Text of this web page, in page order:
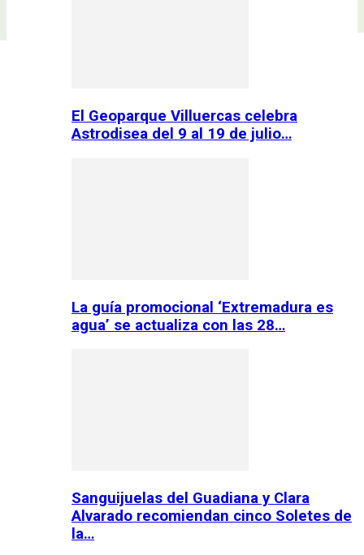
El Geoparque Villuercas celebra
Astrodisea del 9 al 19 de julio…
La guía promocional ‘Extremadura es
agua’ se actualiza con las 28…
Sanguijuelas del Guadiana y Clara
Alvarado recomiendan cinco Soletes de
la…